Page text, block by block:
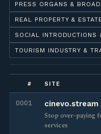
PRESS ORGANS &
REAL PROPERTY &
SOCIAL INTRODUCTIONS
TOURISM INDUSTRY &
# SITE
0001 cinevo.stream
Stop over-paying
services